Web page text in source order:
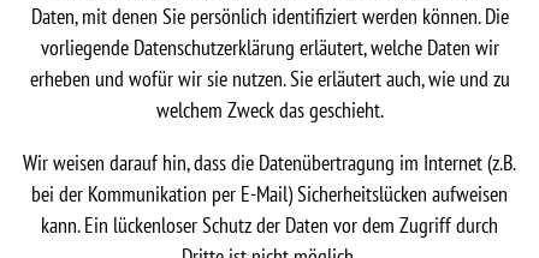
Daten, mit denen Sie persönlich identifiziert werden können. Die
vorliegende Datenschutzerklärung erläutert, welche Daten wir
erheben und wofür wir sie nutzen. Sie erläutert auch, wie und zu
welchem Zweck das geschieht.
Wir weisen darauf hin, dass die Datenübertragung im Internet (z.B.
bei der Kommunikation per E-Mail) Sicherheitslücken aufweisen
kann. Ein lückenloser Schutz der Daten vor dem Zugriff durch